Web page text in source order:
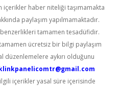
içerikler haber niteliği taşımamakta
paylaşım yapılmamaktadır.
tamamen tesadüfidir.
ücretsiz bir bilgi paylaşım
düzenlemelere aykırı olduğunu
içerikler yasal süre içerisinde